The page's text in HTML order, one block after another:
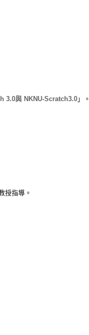
3.0與 NKNU-Scratch3.0」。
授指導。